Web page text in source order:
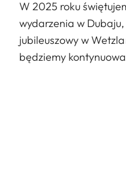
W 2025 roku
wydarzenia w
jubileuszowy w
będziemy